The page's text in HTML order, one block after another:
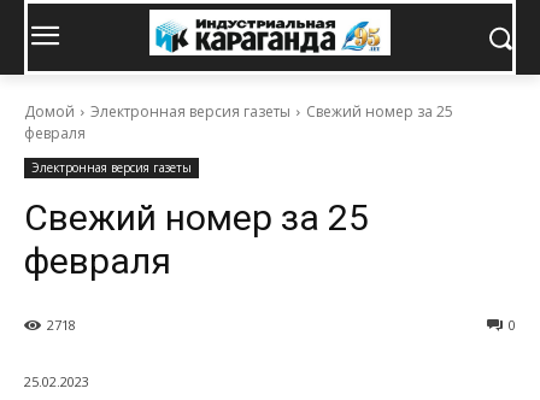
Домой Электронная версия газеты
Свежий номер за 25
февраля
Электронная версия газеты
Свежий номер за 25
февраля
0
2718
25.02.2023